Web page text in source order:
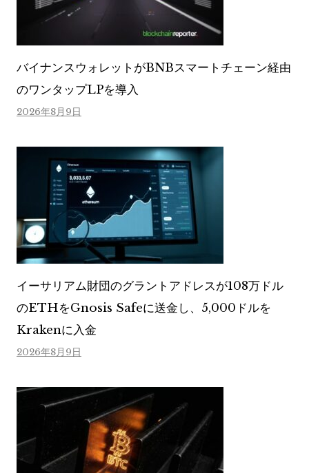
バイナンスウォレットがBNBスマートチェーン経由
のワンタップLPを導入
2026年8月9日
イーサリアム財団のグラントアドレスが108万ドル
のETHをGnosis Safeに送金し、5,000ドルを
Krakenに入金
2026年8月9日